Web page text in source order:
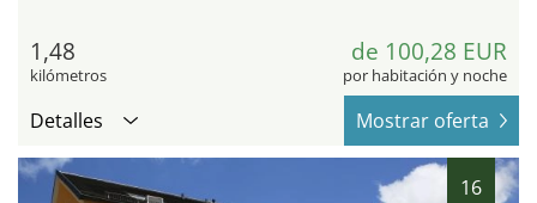
1,48
kilómetros
de 100,28 EUR
por habitación y noche
Detalles Mostrar oferta
16